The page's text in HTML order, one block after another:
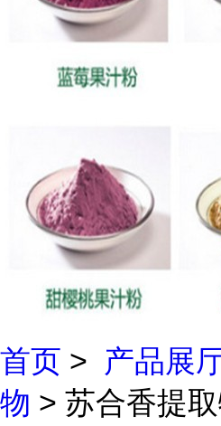
首页 > 产品展
物 > 苏合香提